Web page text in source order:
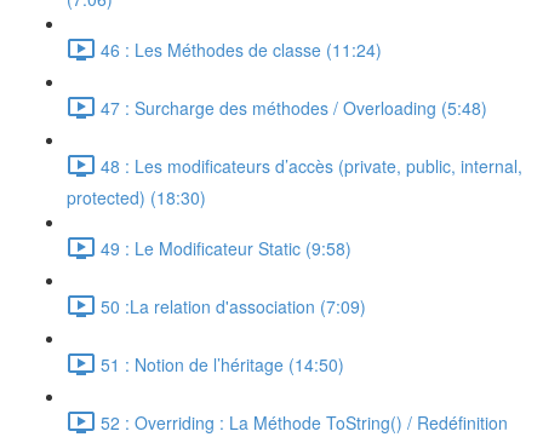
46 : Les Méthodes de classe (11:24)
47 : Surcharge des méthodes / Overloading (5:48)
48 : Les modificateurs d’accès (private, public, internal,
protected) (18:30)
49 : Le Modificateur Static (9:58)
50 :La relation d'association (7:09)
51 : Notion de l’héritage (14:50)
52 : Overriding : La Méthode ToString() / Redéfinition